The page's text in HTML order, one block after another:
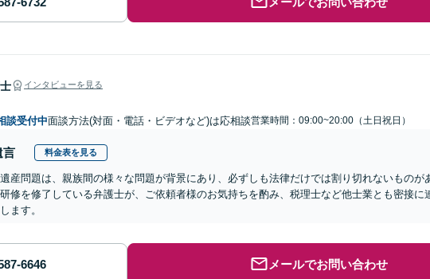
インタビューを見る
談受付中面談方法(対面・電話・ビデオなど)は応相談営業時間：09:00~20:00（土日祝日）
言 料金表を見る
遺産問題は、親族間の様々な問題が背景にあり、必ずしも法律だけでは割り切れないものが
修を修了している弁護士が、ご依頼者様のお気持ちを酌み、税理士など他士業とも密接に
ます。
メールでお問い合わせ